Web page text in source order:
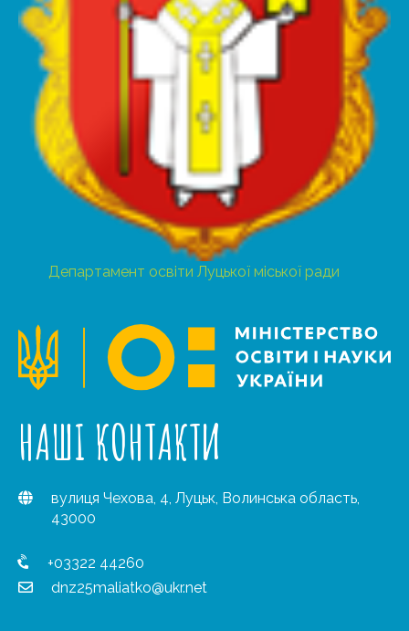
Департамент освіти Луцької міської ради
НАШІ КОНТАКТИ
вулиця Чехова, 4, Луцьк, Волинська область,
43000
+03322 44260
dnz25maliatko@ukr.net